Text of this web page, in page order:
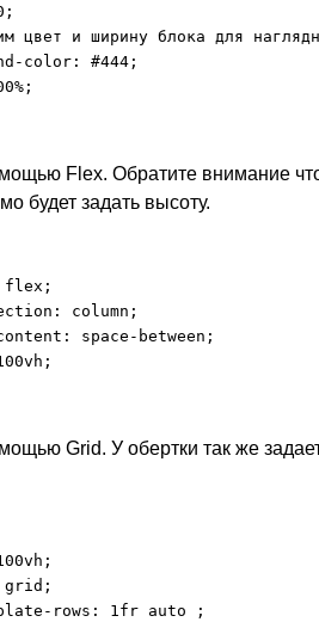
цвет и ширину блока для
color: #444;
Flex. Обратите внимание
будет задать высоту.
column;
space-between;
Grid. У обертки так же
rows: 1fr auto ;